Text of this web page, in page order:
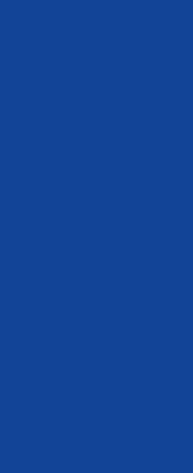
و رمز
با حساب گوگل و
بله فعال
یکی از روش‌های